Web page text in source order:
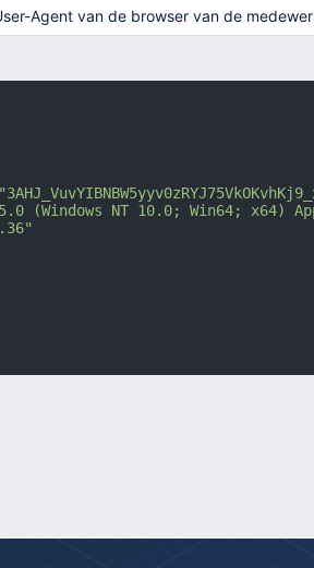
Agent van de browser van de
(Windows NT 10.0; Win64; x64)